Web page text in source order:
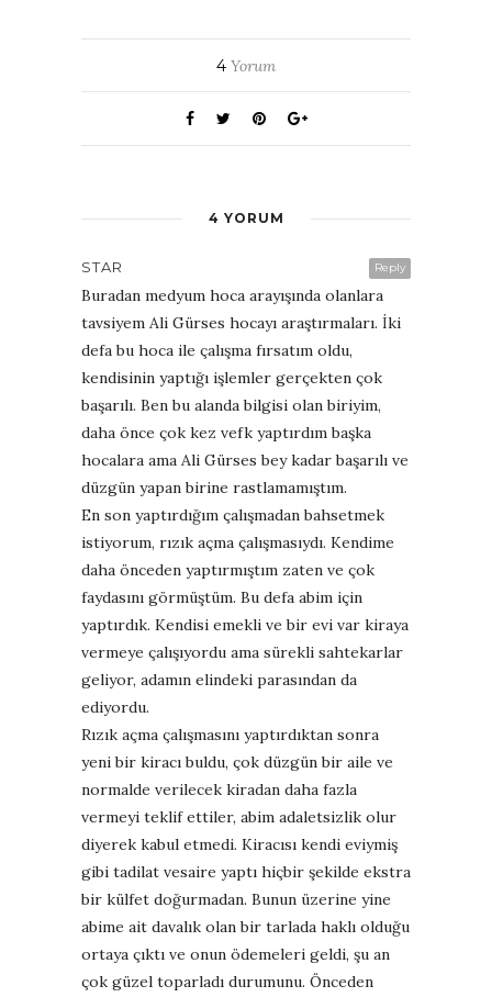
4 Yorum
4 YORUM
Reply
STAR
Buradan medyum hoca arayışında olanlara
tavsiyem Ali Gürses hocayı araştırmaları. İki
defa bu hoca ile çalışma fırsatım oldu,
kendisinin yaptığı işlemler gerçekten çok
başarılı. Ben bu alanda bilgisi olan biriyim,
daha önce çok kez vefk yaptırdım başka
hocalara ama Ali Gürses bey kadar başarılı ve
düzgün yapan birine rastlamamıştım.
En son yaptırdığım çalışmadan bahsetmek
istiyorum, rızık açma çalışmasıydı. Kendime
daha önceden yaptırmıştım zaten ve çok
faydasını görmüştüm. Bu defa abim için
yaptırdık. Kendisi emekli ve bir evi var kiraya
vermeye çalışıyordu ama sürekli sahtekarlar
geliyor, adamın elindeki parasından da
ediyordu.
Rızık açma çalışmasını yaptırdıktan sonra
yeni bir kiracı buldu, çok düzgün bir aile ve
normalde verilecek kiradan daha fazla
vermeyi teklif ettiler, abim adaletsizlik olur
diyerek kabul etmedi. Kiracısı kendi eviymiş
gibi tadilat vesaire yaptı hiçbir şekilde ekstra
bir külfet doğurmadan. Bunun üzerine yine
abime ait davalık olan bir tarlada haklı olduğu
ortaya çıktı ve onun ödemeleri geldi, şu an
çok güzel toparladı durumunu. Önceden